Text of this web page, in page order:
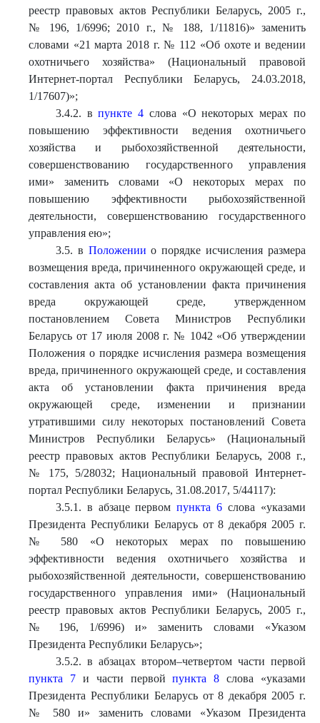
реестр правовых актов Республики Беларусь, 2005 г.,
№ 196, 1/6996; 2010 г., № 188, 1/11816)» заменить
словами «21 марта 2018 г. № 112 «Об охоте и ведении
охотничьего хозяйства» (Национальный правовой
Интернет-портал Республики Беларусь, 24.03.2018,
1/17607)»;
3.4.2. впункте 4 слова «О некоторых мерах по
повышению эффективности ведения охотничьего
хозяйства и рыбохозяйственной деятельности,
совершенствованию государственного управления
ими» заменить словами «О некоторых мерах по
повышению эффективности рыбохозяйственной
деятельности, совершенствованию государственного
управления ею»;
3.5. в Положении о порядке исчисления размера
возмещения вреда, причиненного окружающей среде, и
составления акта об установлении факта причинения
вреда окружающей среде, утвержденном
постановлением Совета Министров Республики
Беларусь от 17 июля 2008 г. № 1042 «Об утверждении
Положения о порядке исчисления размера возмещения
вреда, причиненного окружающей среде, и составления
акта об установлении факта причинения вреда
окружающей среде, изменении и признании
утратившими силу некоторых постановлений Совета
Министров Республики Беларусь» (Национальный
реестр правовых актов Республики Беларусь, 2008 г.,
№ 175, 5/28032; Национальный правовой Интернет-
портал Республики Беларусь, 31.08.2017, 5/44117):
3.5.1. в абзаце первомпункта 6 слова «указами
Президента Республики Беларусь от 8 декабря 2005 г.
№ 580 «О некоторых мерах по повышению
эффективности ведения охотничьего хозяйства и
рыбохозяйственной деятельности, совершенствованию
государственного управления ими» (Национальный
реестр правовых актов Республики Беларусь, 2005 г.,
№ 196, 1/6996) и» заменить словами «Указом
Президента Республики Беларусь»;
3.5.2. в абзацах втором–четвертом части первой
пункта 7и части первойпункта 8 слова «указами
Президента Республики Беларусь от 8 декабря 2005 г.
№ 580 и» заменить словами «Указом Президента